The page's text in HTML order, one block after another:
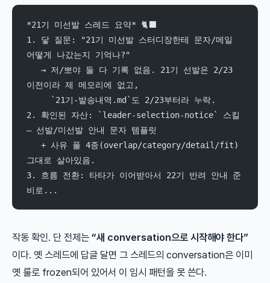
*21기 미선발 스레드 요약* 🐈‍⬛
1. 닿 질문: "21기 미선발 스터디장한테 문자/메일
어떻게 나갔는지 기억나?"
이전이라 제 메모리에 없고,
     `21기-발송내역.md`도 2/23부터라 누락.
2. 확인된 자산: `leader-selection-notice` 스킬
— 선발/미선발 안내 문자 템플릿
그대로 살아있음.
3. 흐름 전환: 타타가 이어받아서 22기 반려 안내 준
비로...
작동 확인. 단 전제는 “새 conversation으로 시작해야 한다”
이다. 옛 스레드에 답글 달면 그 스레드의 conversation은 이미
옛 룰로 frozen되어 있어서 이 임시 패턴을 못 쓴다.